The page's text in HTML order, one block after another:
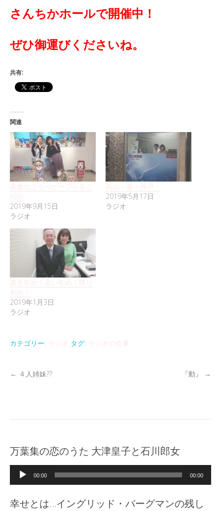
さんちかホールで開催中！
ぜひ御運びくださいね。
共有:
関連
素敵なこうべピープルをご
2019年9月15日
ラジオ
高山・葵・神戸・
2019年5月17日
ラジオ
書き初め！会い初め！喋り
初め！
2019年1月3日
ラジオ
カテゴリー: ラジオ タグ: ラジオの仕事
← ４人姉妹?? 『動』 →
万葉集の恋のうた 大津皇子と石川郎女
声
レ
00:00 00:00
幸せとは…イングリッド・バーグマンの残し